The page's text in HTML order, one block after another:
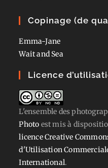
Copinage (de
Emma-Jane
Wait and Sea
Licence
L'ensemble des
Photo est mis à
licence Creative
d'Utilisation
International.